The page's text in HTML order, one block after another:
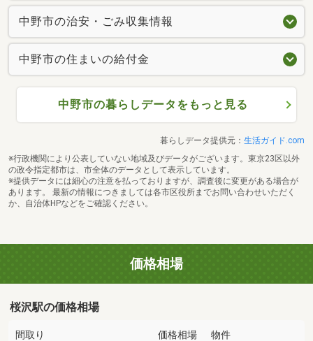
中野市の治安・ごみ収集情報
中野市の住まいの給付金
中野市の暮らしデータをもっと見る
暮らしデータ提供元： 生活ガイド.com
※行政機関により公表していない地域及びデータがございます。東京23区以外
の政令指定都市は、市全体のデータとして表示しています。
※提供データには細心の注意を払っておりますが、調査後に変更がある場合が
あります。 最新の情報につきましては各市区役所までお問い合わせいただく
か、自治体HPなどをご確認ください。
価格相場
桜沢駅の価格相場
間取り 価格相場 物件